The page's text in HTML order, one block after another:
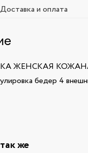
Доставка и оплата
КОЖАНАЯ
бедер 4
же